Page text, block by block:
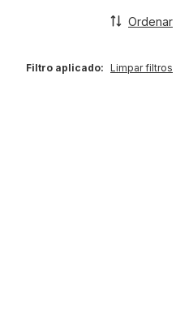
Ordenar
Filtro aplicado: Limpar filtros